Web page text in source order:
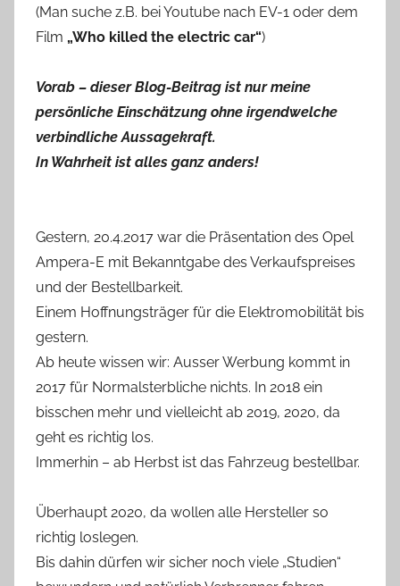
(Man suche z.B. bei Youtube nach EV-1 oder dem
Film „Who killed the electric car“)
Vorab – dieser Blog-Beitrag ist nur meine
persönliche Einschätzung ohne irgendwelche
verbindliche Aussagekraft.
In Wahrheit ist alles ganz anders!
Gestern, 20.4.2017 war die Präsentation des Opel
Ampera-E mit Bekanntgabe des Verkaufspreises
und der Bestellbarkeit.
Einem Hoffnungsträger für die Elektromobilität bis
gestern.
Ab heute wissen wir: Ausser Werbung kommt in
2017 für Normalsterbliche nichts. In 2018 ein
bisschen mehr und vielleicht ab 2019, 2020, da
geht es richtig los.
Immerhin – ab Herbst ist das Fahrzeug bestellbar.
Überhaupt 2020, da wollen alle Hersteller so
richtig loslegen.
Bis dahin dürfen wir sicher noch viele „Studien“